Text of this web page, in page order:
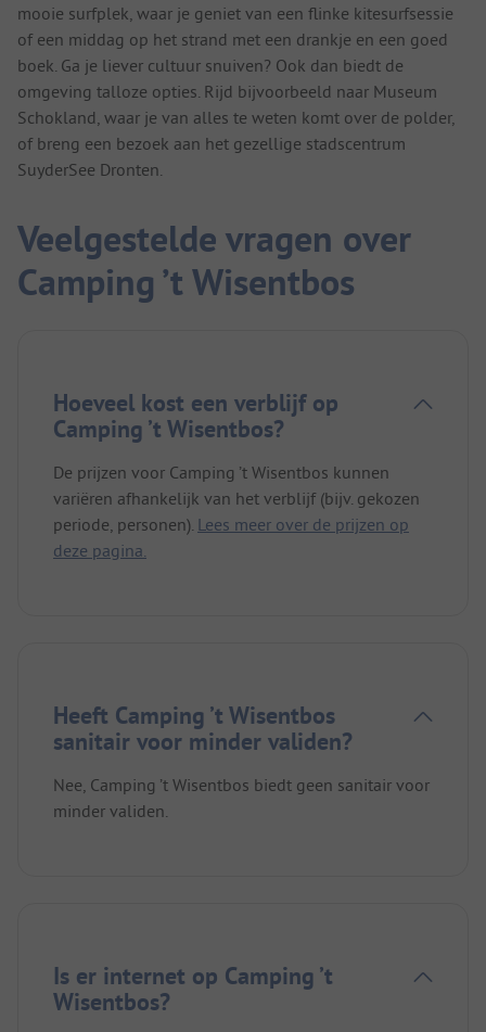
mooie surfplek, waar je geniet van een flinke kitesurfsessie
of een middag op het strand met een drankje en een goed
boek. Ga je liever cultuur snuiven? Ook dan biedt de
omgeving talloze opties. Rijd bijvoorbeeld naar Museum
Schokland, waar je van alles te weten komt over de polder,
of breng een bezoek aan het gezellige stadscentrum
SuyderSee Dronten.
Veelgestelde vragen over
Camping ’t Wisentbos
Hoeveel kost een verblijf op
Camping ’t Wisentbos?
De prijzen voor Camping ’t Wisentbos kunnen
variëren afhankelijk van het verblijf (bijv. gekozen
periode, personen). Lees meer over de prijzen op
deze pagina.
Heeft Camping ’t Wisentbos
sanitair voor minder validen?
Nee, Camping ’t Wisentbos biedt geen sanitair voor
minder validen.
Is er internet op Camping ’t
Wisentbos?